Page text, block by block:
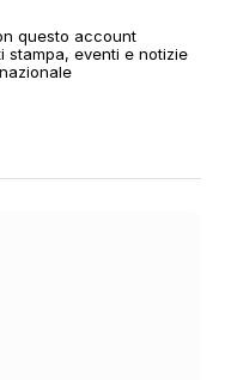
questo account
stampa, eventi e notizie